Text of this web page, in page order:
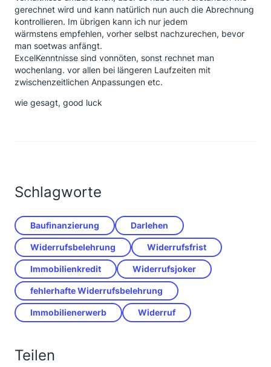
gerechnet wird und kann natürlich nun auch die Abrechnung
kontrollieren. Im übrigen kann ich nur jedem
wärmstens empfehlen, vorher selbst nachzurechen, bevor
man soetwas anfängt.
ExcelKenntnisse sind vonnöten, sonst rechnet man
wochenlang. vor allen bei längeren Laufzeiten mit
zwischenzeitlichen Anpassungen etc.
wie gesagt, good luck
Schlagworte
Baufinanzierung Darlehen
Widerrufsbelehrung Widerrufsfrist
Immobilienkredit Widerrufsjoker
fehlerhafte Widerrufsbelehrung
Immobilienerwerb Widerruf
Teilen